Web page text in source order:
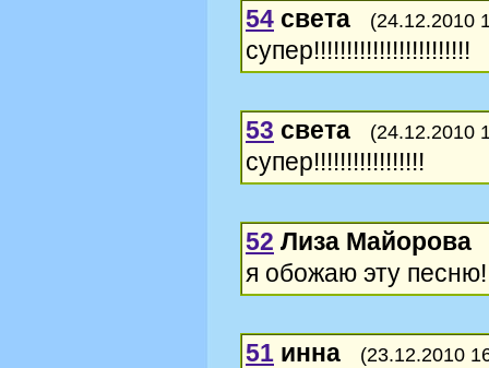
54 света (24.12.2010
супер!!!!!!!!!!!!!!!!!!!!!!!!
53 света (24.12.2010
супер!!!!!!!!!!!!!!!!!
52 Лиза Майорова
я обожаю эту
51 инна (23.12.2010